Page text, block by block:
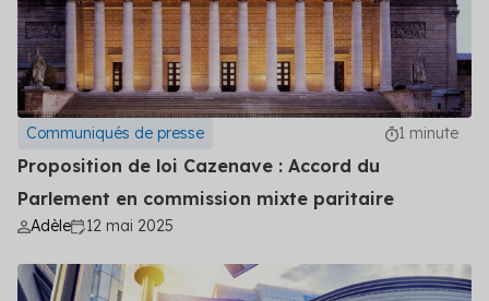
Solutions par secteur
Agriculture
Copropriété
Industrie
Logement social
Professionnels du bâtiment
Communiqués de presse 1 minute
Proposition de loi Cazenave : Accord du
Parlement en commission mixte paritaire
Adèle 12 mai 2025